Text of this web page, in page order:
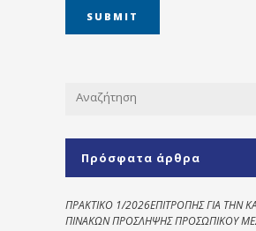
Πρόσφατα άρθρα
ΠΡΑΚΤΙΚΟ 1/2026ΕΠΙΤΡΟΠΗΣ ΓΙΑ ΤΗΝ
ΠΙΝΑΚΩΝ ΠΡΟΣΛΗΨΗΣ ΠΡΟΣΩΠΙΚΟΥ